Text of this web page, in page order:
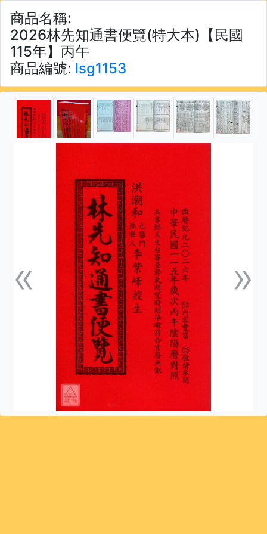
商品名稱:
2026林先知通書便覽(特大本)【民國
115年】丙午
商品編號: lsg1153
«上一張 »下一